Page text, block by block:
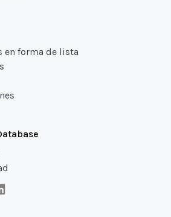
en forma de lista